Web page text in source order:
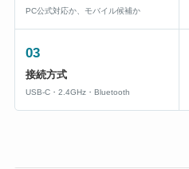
PC公式対応か、モバイル候補か
03
接続方式
USB-C・2.4GHz・Bluetooth